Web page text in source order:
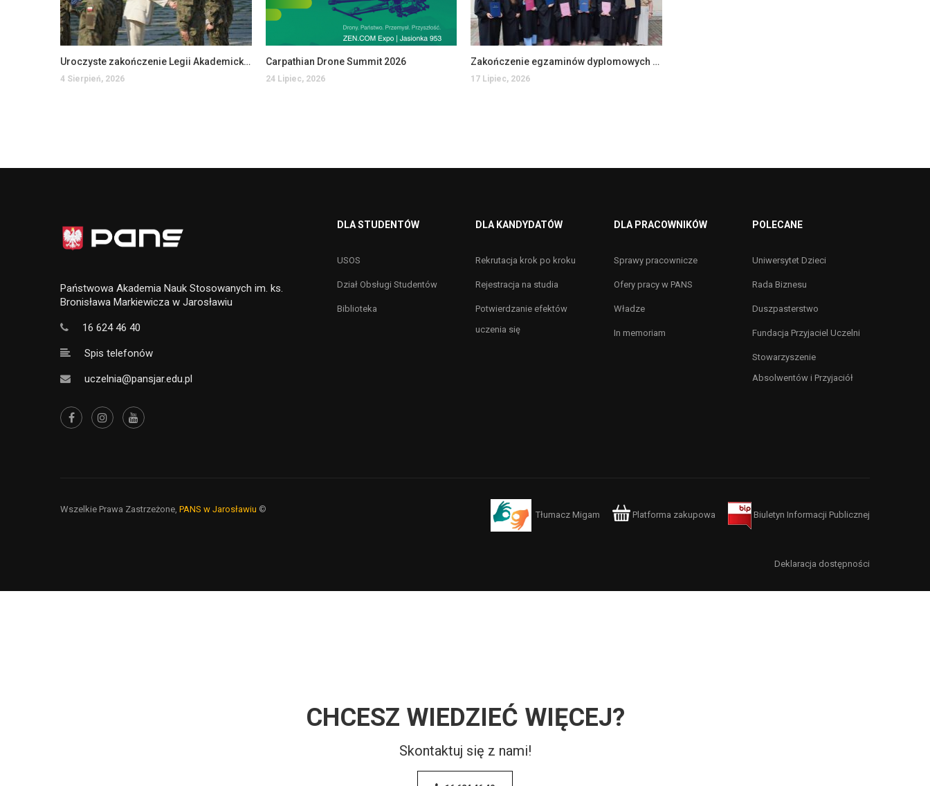
Uroczyste zakończenie Legii Akademickiej w PANS w Jarosławiu
4 Sierpień, 2026
Carpathian Drone Summit 2026
24 Lipiec, 2026
Zakończenie egzaminów dyplomowych na Wydziale Ekonomii i Zarządzania
17 Lipiec, 2026
Państwowa Akademia Nauk Stosowanych im. ks.
Bronisława Markiewicza w Jarosławiu
16 624 46 40
Spis telefonów
uczelnia@pansjar.edu.pl
DLA STUDENTÓW
USOS
Dział Obsługi Studentów
Biblioteka
DLA KANDYDATÓW
Rekrutacja krok po kroku
Rejestracja na studia
Potwierdzanie efektów
uczenia się
DLA PRACOWNIKÓW
Sprawy pracownicze
Ofery pracy w PANS
Władze
In memoriam
POLECANE
Uniwersytet Dzieci
Rada Biznesu
Duszpasterstwo
Fundacja Przyjaciel Uczelni
Stowarzyszenie
Absolwentów i Przyjaciół
Wszelkie Prawa Zastrzeżone, PANS w Jarosławiu ©
Tłumacz Migam Platforma zakupowa Biuletyn Informacji Publicznej
Deklaracja dostępności
CHCESZ WIEDZIEĆ WIĘCEJ?
Skontaktuj się z nami!